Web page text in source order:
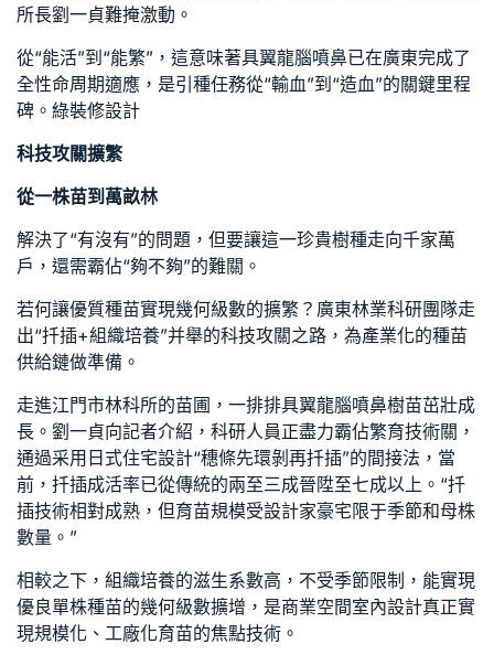
所長劉一貞難掩激動。
從“能活”到“能繁”，這意味著具翼龍腦噴鼻已在廣東完成了
全性命周期適應，是引種任務從“輸血”到“造血”的關鍵里程
碑。 綠裝修設計
科技攻關擴繁
從一株苗到萬畝林
解決了“有沒有”的問題，但要讓這一珍貴樹種走向千家萬
戶，還需霸佔“夠不夠”的難關。
若何讓優質種苗實現幾何級數的擴繁？廣東林業科研團隊走
出“扦插+組織培養”并舉的科技攻關之路，為產業化的種苗
供給鏈做準備。
走進江門市林科所的苗圃，一排排具翼龍腦噴鼻樹苗茁壯成
長。劉一貞向記者介紹，科研人員正盡力霸佔繁育技術關，
通過采用 日式住宅設計“穗條先環剝再扦插”的間接法，當
前，扦插成活率已從傳統的兩至三成晉陞至七成以上。“扦
插技術相對成熟，但育苗規模受設計家豪宅限于季節和母株
數量。”
相較之下，組織培養的滋生系數高，不受季節限制，能實現
優良單株種苗的幾何級數擴增，是商業空間室內設計真正實
現規模化、工廠化育苗的焦點技術。